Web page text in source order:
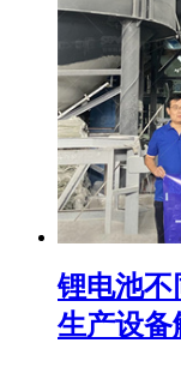
锂电池不
生产设备